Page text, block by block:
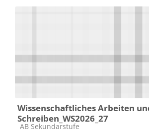
Wissenschaftliches Arbeiten
Schreiben_WS2026_27
Kursbereich
AB Sekundarstufe